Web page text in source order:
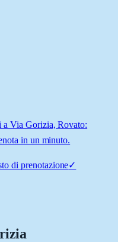
a Via Gorizia, Rovato:
in un minuto.
di prenotazione✓